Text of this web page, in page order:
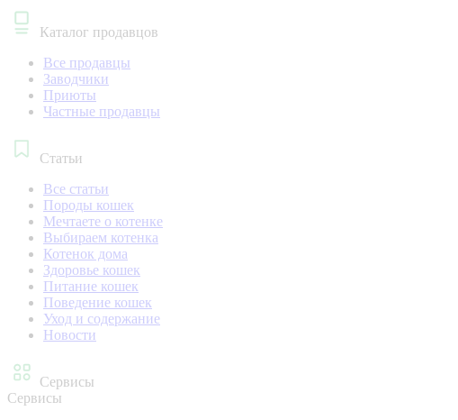
Каталог продавцов
Все продавцы
Заводчики
Приюты
Частные продавцы
Статьи
Все статьи
Породы кошек
Мечтаете о котенке
Выбираем котенка
Котенок дома
Здоровье кошек
Питание кошек
Поведение кошек
Уход и содержание
Новости
Сервисы
Сервисы